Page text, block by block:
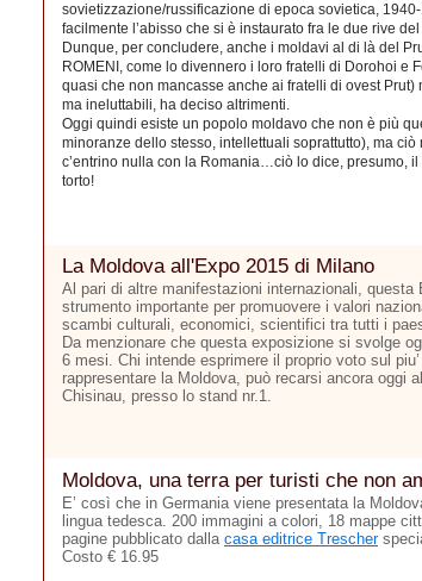
sovietizzazione/russificazione di epoca sovietica,
facilmente l’abisso che si è instaurato fra le due rive del
Dunque, per concludere, anche i moldavi al di là del
ROMENI, come lo divennero i loro fratelli di Dorohoi e
quasi che non mancasse anche ai fratelli di ovest Prut)
ma ineluttabili, ha deciso altrimenti.
Oggi quindi esiste un popolo moldavo che non è più
minoranze dello stesso, intellettuali soprattutto), ma
c’entrino nulla con la Romania…ciò lo dice, presumo,
torto!
La Moldova all'Expo 2015 di Milano
Al pari di altre manifestazioni internazionali,
strumento importante per promuovere i valori
scambi culturali, economici, scientifici tra tutti i
Da menzionare che questa exposizione si svolge
6 mesi. Chi intende esprimere il proprio voto sul
rappresentare la Moldova, può recarsi ancora oggi
Chisinau, presso lo stand nr.1.
Moldova, una terra per turisti che non
E’ così che in Germania viene presentata la
lingua tedesca. 200 immagini a colori, 18 mappe
pagine pubblicato dalla casa editrice Trescher
Costo € 16.95